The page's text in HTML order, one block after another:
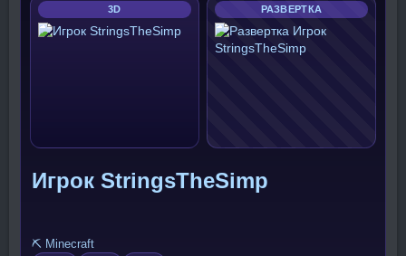
3D РАЗВЕРТКА
Игрок StringsTheSimp
⛏️ Minecraft